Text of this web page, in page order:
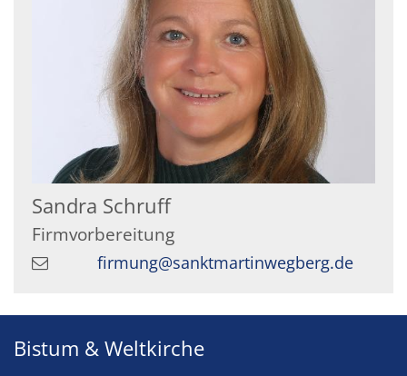
Sandra Schruff
Firmvorbereitung
firmung@sanktmartinwegberg.de
Bistum & Weltkirche